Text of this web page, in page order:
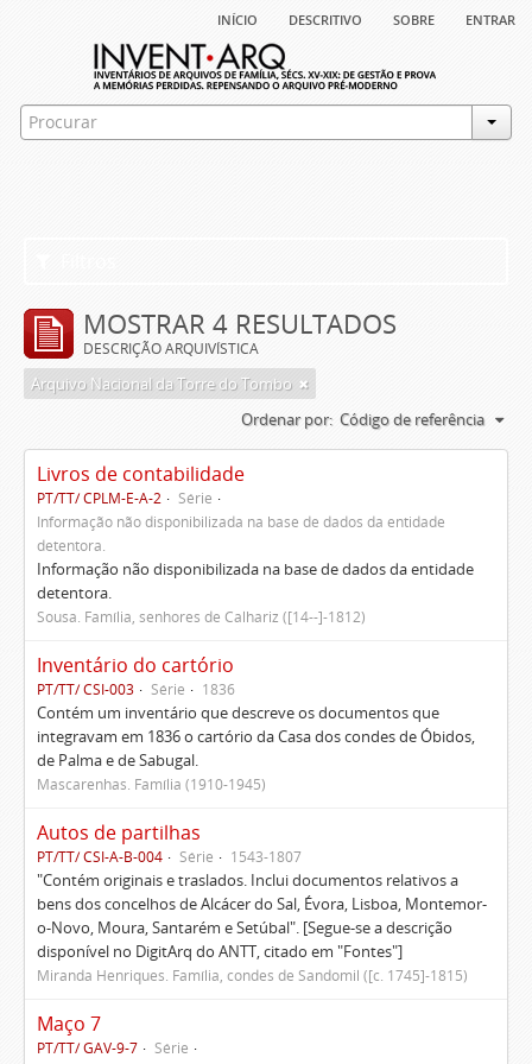
início descritivo sobre entrar
MOSTRAR 4 RESULTADOS
DESCRIÇÃO ARQUIVÍSTICA
Arquivo Nacional da Torre do Tombo
Ordenar por: Código de referência
Livros de contabilidade
PT/TT/ CPLM-E-A-2
Série
Informação não disponibilizada na base de dados da entidade
detentora.
Informação não disponibilizada na base de dados da entidade
detentora.
Sousa. Família, senhores de Calhariz ([14--]-1812)
Inventário do cartório
PT/TT/ CSI-003 Série 1836
Contém um inventário que descreve os documentos que
integravam em 1836 o cartório da Casa dos condes de Óbidos,
de Palma e de Sabugal.
Mascarenhas. Família (1910-1945)
Autos de partilhas
PT/TT/ CSI-A-B-004 Série 1543-1807
"Contém originais e traslados. Inclui documentos relativos a
bens dos concelhos de Alcácer do Sal, Évora, Lisboa, Montemor-
o-Novo, Moura, Santarém e Setúbal". [Segue-se a descrição
disponível no DigitArq do ANTT, citado em "Fontes"]
Miranda Henriques. Família, condes de Sandomil ([c. 1745]-1815)
Maço 7
PT/TT/ GAV-9-7
Série